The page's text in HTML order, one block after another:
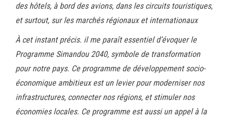
des hôtels, à bord des avions, dans les circuits touristiques,
et surtout, sur les marchés régionaux et internationaux
À cet instant précis. il me paraît essentiel d’évoquer le
Programme Simandou 2040, symbole de transformation
pour notre pays. Ce programme de développement socio-
économique ambitieux est un levier pour moderniser nos
infrastructures, connecter nos régions, et stimuler nos
économies locales. Ce programme est aussi un appel à la